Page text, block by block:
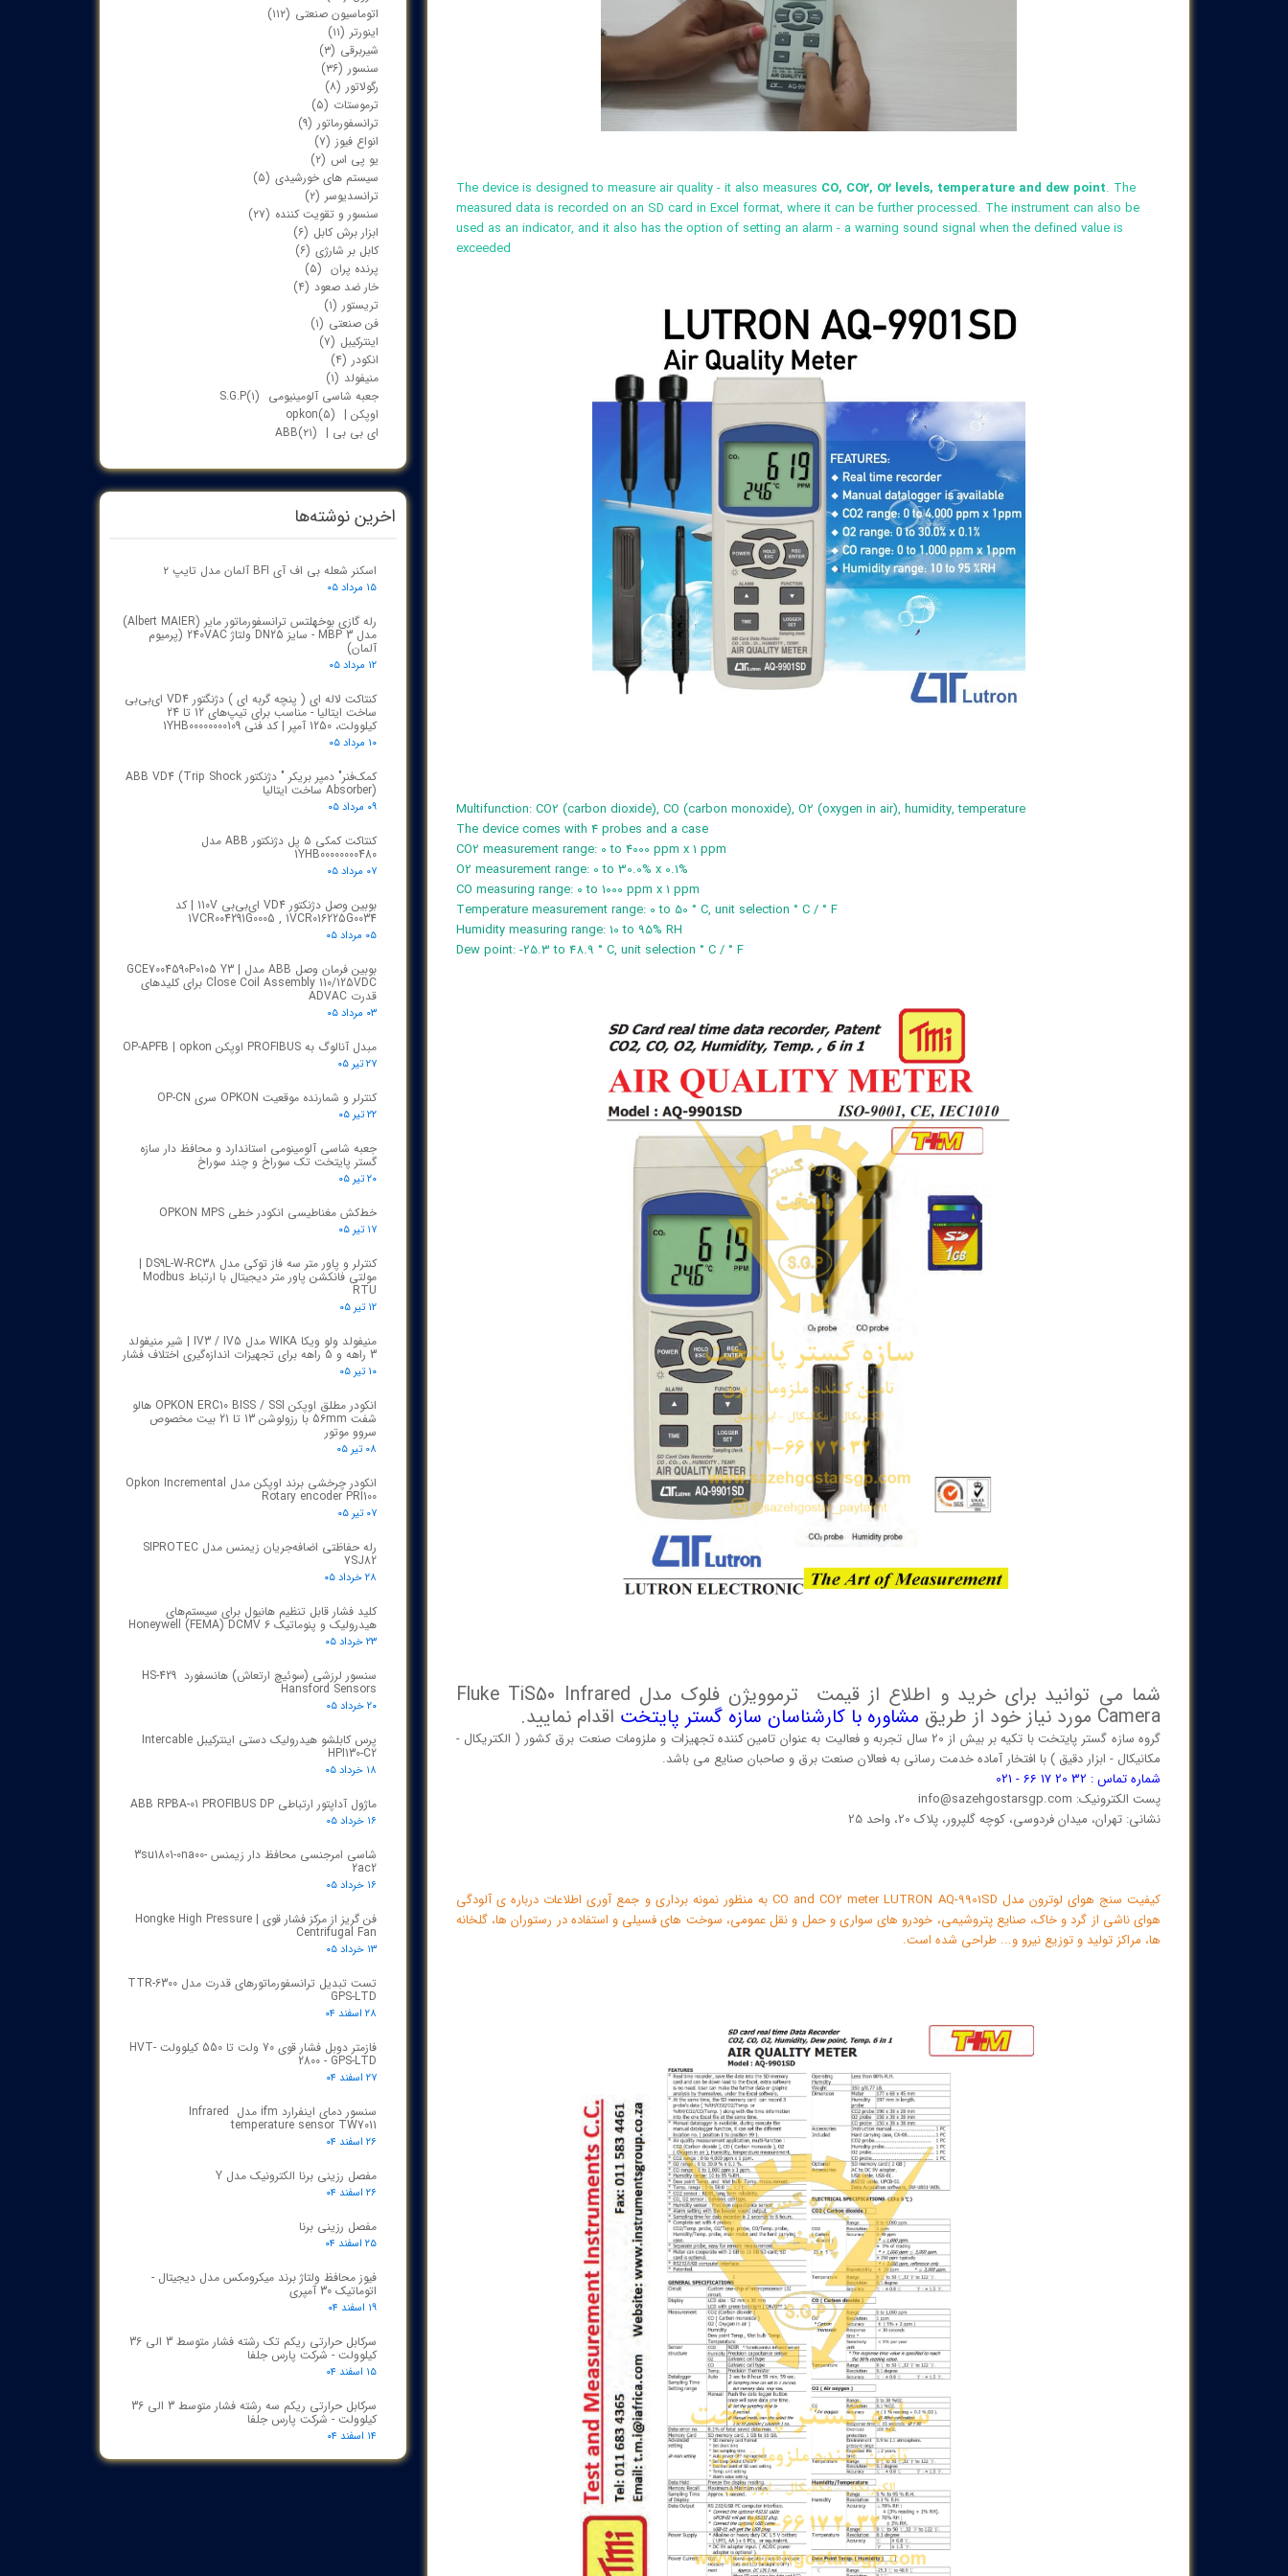
The device is designed to measure air quality - it also measures CO, CO2, O2 levels, temperature and dew point. The
measured data is recorded on an SD card in Excel format, where it can be further processed. The instrument can also be
used as an indicator, and it also has the option of setting an alarm - a warning sound signal when the defined value is
exceeded
Multifunction: CO2 (carbon dioxide), CO (carbon monoxide), O2 (oxygen in air), humidity, temperature
The device comes with 4 probes and a case
CO2 measurement range: 0 to 4000 ppm x 1 ppm
O2 measurement range: 0 to 30.0% x 0.1%
CO measuring range: 0 to 1000 ppm x 1 ppm
Temperature measurement range: 0 to 50 ° C, unit selection ° C / ° F
Humidity measuring range: 10 to 95% RH
Dew point: -25.3 to 48.9 ° C, unit selection ° C / ° F
شما می توانید برای خرید و اطلاع از قیمت ترموویژن فلوک مدل Fluke TiS50 Infrared
Camera مورد نیاز خود از طریق مشاوره با کارشناسان سازه گستر پایتخت اقدام نمایید.
گروه سازه گستر پایتخت با تکیه بر بیش از 20 سال تجربه و فعالیت به عنوان تامین کننده تجهیزات و ملزومات صنعت برق کشور ( الکتریکال -
مکانیکال - ابزار دقیق ) با افتخار آماده خدمت رسانی به فعالان صنعت برق و صاحبان صنایع می باشد.
شماره تماس : 32 20 17 66 - 021
پست الکترونیک: info@sazehgostarsgp.com
نشانی: تهران، میدان فردوسی، کوچه گلپرور، پلاک 20، واحد 25
کیفیت سنج هوای لوترون مدل CO and CO2 meter LUTRON AQ-9901SD به منظور نمونه برداری و جمع آوری اطلاعات درباره ی آلودگی
هوای ناشی از گرد و خاک، صنایع پتروشیمی، خودرو های سواری و حمل و نقل عمومی، سوخت های فسیلی و استفاده در رستوران ها، گلخانه
ها، مراکز تولید و توزیع نیرو و... طراحی شده است.
اتوماسیون صنعتی (۱۱۲)
اینورتر (۱۱)
شیربرقی (۳)
سنسور (۳۶)
رگولاتور (۸)
ترموستات (۵)
ترانسفورماتور (۹)
انواع فیوز (۷)
یو پی اس (۲)
سیستم های خورشیدی (۵)
ترانسدیوسر (۲)
سنسور و تقویت کننده (۲۷)
ابزار برش کابل (۶)
کابل بر شارژی (۶)
پرنده پران (۵)
خار ضد صعود (۴)
تریستور (۱)
فن صنعتی (۱)
اینترکیبل (۷)
انکودر (۴)
منیفولد (۱)
جعبه شاسی آلومینیومی S.G.P (۱)
اوپکن | opkon (۵)
ای بی بی | ABB (۲۱)
اخرین نوشته‌ها
اسکنر شعله بی اف آی BFI آلمان مدل تایپ ۲
۱۵ مرداد ۰۵
رله گازی بوخهلتس ترانسفورماتور مایر (Albert MAIER)
مدل MBP 3 - سایز DN25 ولتاژ 240VAC (پرمیوم
آلمان)
۱۲ مرداد ۰۵
کنتاکت لاله ای ( پنچه گربه ای ) دژنگتور VD4 ای‌بی‌بی
ساخت ایتالیا - مناسب برای تیپ‌های 12 تا 24
کیلوولت، 1250 آمپر | کد فنی 1YHB00000000109
۱۰ مرداد ۰۵
کمک‌فنر" دمپر بریکر " دژنکتور ABB VD4 (Trip Shock
Absorber) ساخت ایتالیا
۰۹ مرداد ۰۵
کنتاکت کمکی ۵ پل دژنکتور ABB مدل
1YHB00000000480
۰۷ مرداد ۰۵
بوبین وصل دژنکتور VD4 ای‌بی‌بی 110V | کد
1VCR004291G0005 , 1VCR016225G0034
۰۵ مرداد ۰۵
بوبین فرمان وصل ABB مدل GCE7004590P0105 Y3 |
Close Coil Assembly 110/125VDC برای کلیدهای
قدرت ADVAC
۰۳ مرداد ۰۵
مبدل آنالوگ به PROFIBUS اوپکن OP-APFB | opkon
۲۷ تیر ۰۵
کنترلر و شمارنده موقعیت OPKON سری OP-CN
۲۲ تیر ۰۵
جعبه شاسی آلومینومی استاندارد و محافظ دار سازه
گستر پایتخت تک سوراخ و چند سوراخ
۲۰ تیر ۰۵
خط‌کش مغناطیسی انکودر خطی OPKON MPS
۱۷ تیر ۰۵
کنترلر و پاور متر سه فاز توکی مدل DS9L-W-RC38 |
مولتی فانکشن پاور متر دیجیتال با ارتباط Modbus
RTU
۱۲ تیر ۰۵
منیفولد ولو ویکا WIKA مدل IV3 / IV5 | شیر منیفولد
3 راهه و 5 راهه برای تجهیزات اندازه‌گیری اختلاف فشار
۱۰ تیر ۰۵
انکودر مطلق اوپکن OPKON ERC10 BISS / SSI هالو
شفت 56mm با رزولوشن 13 تا 21 بیت مخصوص
سروو موتور
۰۸ تیر ۰۵
انکودر چرخشی برند اوپکن مدل Opkon Incremental
Rotary encoder PRI100
۰۷ تیر ۰۵
رله حفاظتی اضافه‌جریان زیمنس مدل SIPROTEC
7SJ82
۲۸ خرداد ۰۵
کلید فشار قابل تنظیم هانیول برای سیستم‌های
هیدرولیک و پنوماتیک Honeywell (FEMA) DCMV 6
۲۳ خرداد ۰۵
سنسور لرزشی (سوئیچ ارتعاش) هانسفورد HS-429
Hansford Sensors
۲۰ خرداد ۰۵
پرس کابلشو هیدرولیک دستی اینترکیبل Intercable
HPI130-C2
۱۸ خرداد ۰۵
ماژول آداپتور ارتباطی ABB RPBA-01 PROFIBUS DP
۱۶ خرداد ۰۵
شاسی امرجنسی محافظ دار زیمنس 3su1801-0na00-
2ac2
۱۶ خرداد ۰۵
فن گریز از مرکز فشار قوی | Hongke High Pressure
Centrifugal Fan
۱۳ خرداد ۰۵
تست تبدیل ترانسفورماتورهای قدرت مدل TTR‑6300
GPS‑LTD
۲۸ اسفند ۰۴
فازمتر دوبل فشار قوی 70 ولت تا 550 کیلوولت HVT-
2800 - GPS-LTD
۲۷ اسفند ۰۴
سنسور دمای اینفرارد ifm مدل Infrared
temperature sensor TW7011
۲۶ اسفند ۰۴
مفصل رزینی برنا الکترونیک مدل Y
۲۶ اسفند ۰۴
مفصل رزینی برنا
۲۵ اسفند ۰۴
فیوز محافظ ولتاژ برند میکرومکس مدل دیجیتال -
اتوماتیک 30 آمپری
۱۹ اسفند ۰۴
سرکابل حرارتی ریکم تک رشته فشار متوسط 3 الی 36
کیلوولت - شرکت پارس جلفا
۱۵ اسفند ۰۴
سرکابل حرارتی ریکم سه رشته فشار متوسط 3 الی 36
کیلوولت - شرکت پارس جلفا
۱۴ اسفند ۰۴